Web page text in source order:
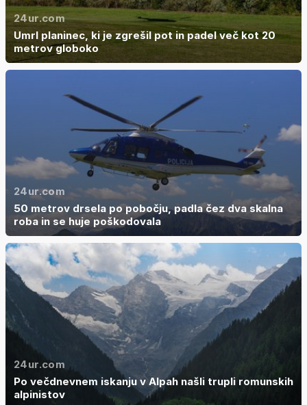
24ur.com
Umrl planinec, ki je zgrešil pot in padel več kot 20
metrov globoko
24ur.com
50 metrov drsela po pobočju, padla čez dva skalna
roba in se huje poškodovala
24ur.com
Po večdnevnem iskanju v Alpah našli trupli romunskih
alpinistov